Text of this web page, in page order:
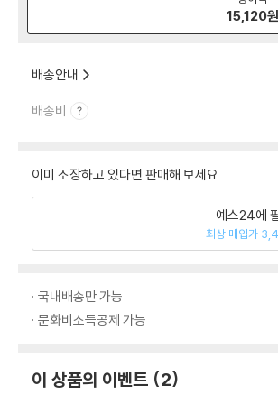
15,120원
배송안내
배송비
이미 소장하고 있다면 판매해 보세요.
예스24에
최상 매입가
국내배송만 가능
문화비소득공제 가능
이 상품의 이벤트 2